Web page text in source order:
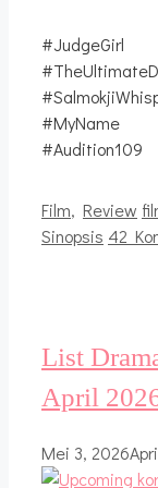
#JudgeGirl
#MyName
#Audition109
Kategori
Film, Review
Sinopsis 42
List
April
Mei 3, 2026